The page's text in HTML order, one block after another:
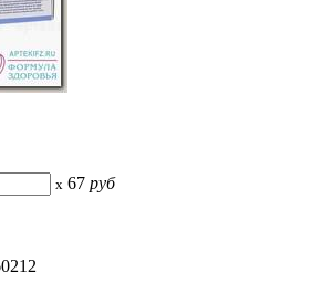
x 67 руб